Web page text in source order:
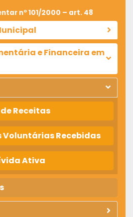
nº 101/2000 – art. 48
e Financeira em
Receitas
Recebidas
Ativa